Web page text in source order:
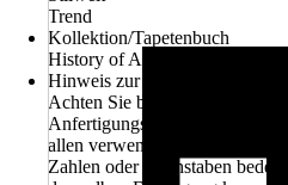
Trend
Kollektion/Tapetenbuch
History of Art 2, Designed in
Hinweis zur
Achten Sie beim Kauf
Anfertigungsnummer der
allen verwendeten Rollen
Zahlen oder Buchstaben